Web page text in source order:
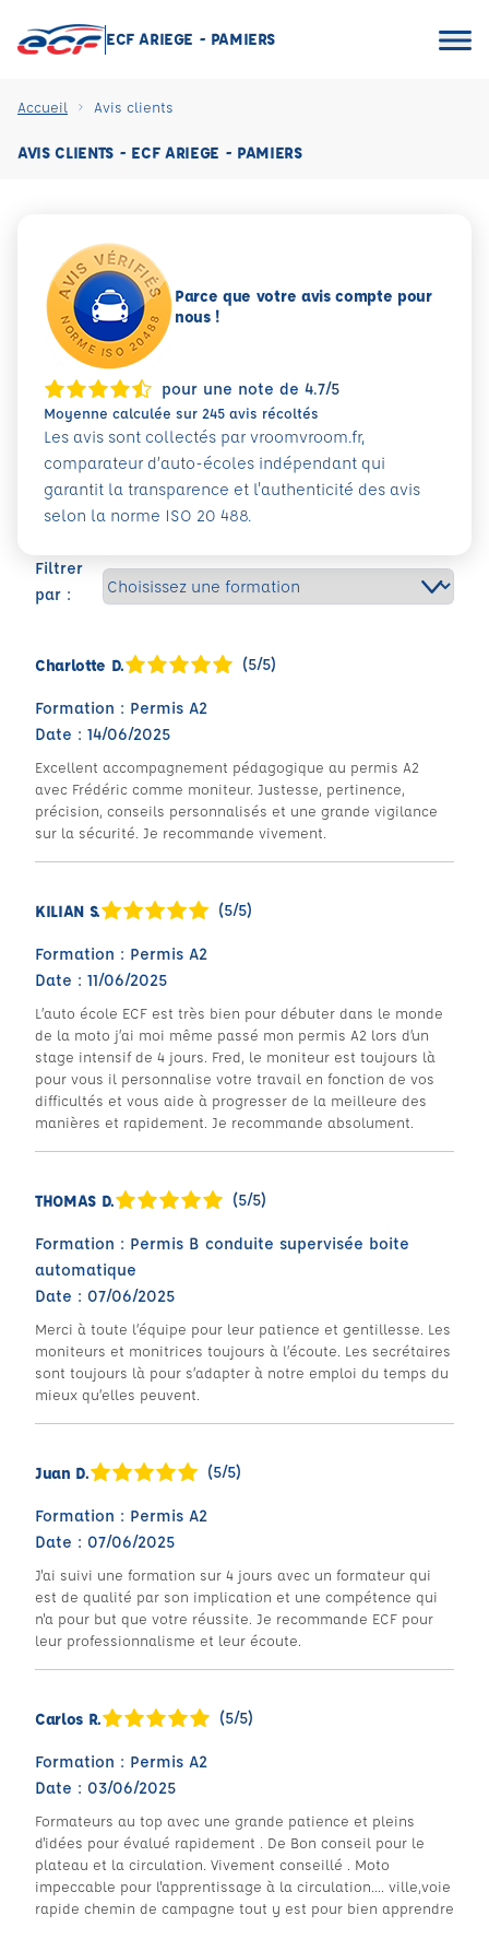
ECF ARIEGE - PAMIERS
Accueil Avis clients
AVIS CLIENTS - ECF ARIEGE - PAMIERS
Filtrer
par :
Charlotte D. (5/5)
Formation : Permis A2
Date : 14/06/2025
Excellent accompagnement pédagogique au permis A2
avec Frédéric comme moniteur. Justesse, pertinence,
précision, conseils personnalisés et une grande vigilance
sur la sécurité. Je recommande vivement.
KILIAN S. (5/5)
Formation : Permis A2
Date : 11/06/2025
L’auto école ECF est très bien pour débuter dans le monde
de la moto j’ai moi même passé mon permis A2 lors d’un
stage intensif de 4 jours. Fred, le moniteur est toujours là
pour vous il personnalise votre travail en fonction de vos
difficultés et vous aide à progresser de la meilleure des
manières et rapidement. Je recommande absolument.
THOMAS D. (5/5)
Formation : Permis B conduite supervisée boite
automatique
Date : 07/06/2025
Merci à toute l’équipe pour leur patience et gentillesse. Les
moniteurs et monitrices toujours à l’écoute. Les secrétaires
sont toujours là pour s’adapter à notre emploi du temps du
mieux qu’elles peuvent.
Juan D. (5/5)
Formation : Permis A2
Date : 07/06/2025
J'ai suivi une formation sur 4 jours avec un formateur qui
est de qualité par son implication et une compétence qui
n'a pour but que votre réussite. Je recommande ECF pour
leur professionnalisme et leur écoute.
Carlos R. (5/5)
Formation : Permis A2
Date : 03/06/2025
Formateurs au top avec une grande patience et pleins
d'idées pour évalué rapidement . De Bon conseil pour le
plateau et la circulation. Vivement conseillé . Moto
impeccable pour l'apprentissage à la circulation.... ville,voie
rapide chemin de campagne tout y est pour bien apprendre
Parce que votre avis compte pour
nous !
pour une note de 4.7/5
Moyenne calculée sur 245 avis récoltés
Les avis sont collectés par vroomvroom.fr,
comparateur d’auto-écoles indépendant qui
garantit la transparence et l'authenticité des avis
selon la norme ISO 20 488.